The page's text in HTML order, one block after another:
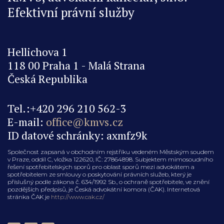
Efektivní právní služby
Hellichova 1
118 00 Praha 1 - Malá Strana
Česká Republika
Tel.:+420 296 210 562-3
E-mail: office@kmvs.cz
ID datové schránky: axmfz9k
Společnost zapsaná v obchodním rejstříku vedeném Městským soudem
v Praze, oddíl C, vložka 122620, IČ: 27864898. Subjektem mimosoudního
řešení spotřebitelských sporů pro oblast sporů mezi advokátem a
spotřebitelem ze smlouvy o poskytování právních služeb, který je
příslušný podle zákona č. 634/1992 Sb., o ochraně spotřebitele, ve znění
pozdějších předpisů, je Česká advokátní komora (ČAK). Internetová
stránka ČAK je http://www.cak.cz/